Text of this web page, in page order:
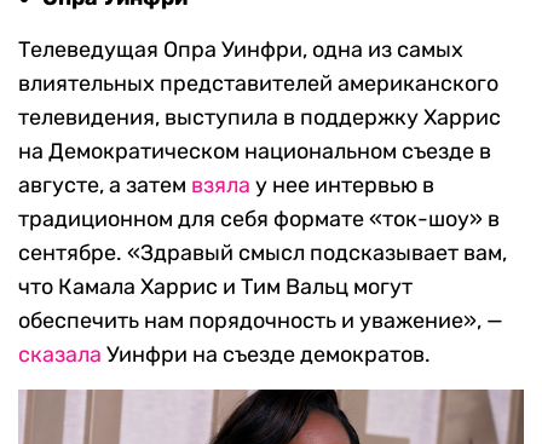
Телеведущая Опра Уинфри, одна из самых
влиятельных представителей американского
телевидения, выступила в поддержку Харрис
на Демократическом национальном съезде в
августе, а затем взяла у нее интервью в
традиционном для себя формате «ток-шоу» в
сентябре. «Здравый смысл подсказывает вам,
что Камала Харрис и Тим Вальц могут
обеспечить нам порядочность и уважение», —
сказала Уинфри на съезде демократов.